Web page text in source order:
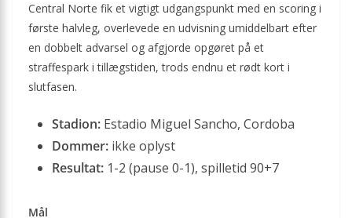
Central Norte fik et vigtigt udgangspunkt med en scoring i
første halvleg, overlevede en udvisning umiddelbart efter
en dobbelt advarsel og afgjorde opgøret på et
straffespark i tillægstiden, trods endnu et rødt kort i
slutfasen.
Stadion: Estadio Miguel Sancho, Cordoba
Dommer: ikke oplyst
Resultat: 1-2 (pause 0-1), spilletid 90+7
Mål